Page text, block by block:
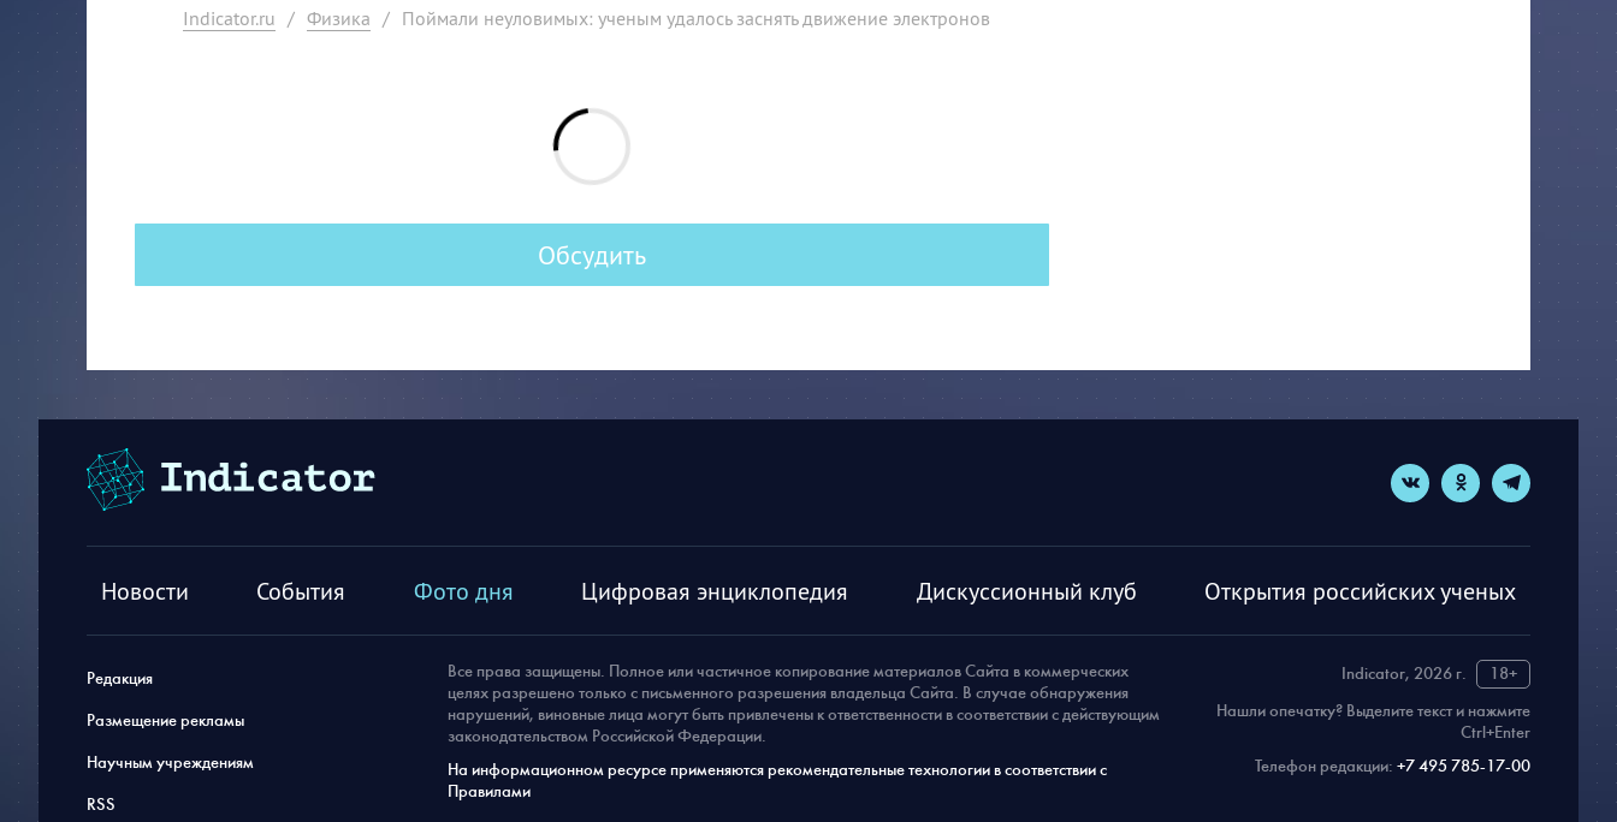
Indicator.ru / Физика / Поймали неуловимых: ученым удалось заснять движение электронов
Обсудить
Новости События Фото дня Цифровая энциклопедия Дискуссионный клуб Открытия российских ученых
Редакция
Размещение рекламы
Научным учреждениям
RSS
Indicator, 2026 г.
18+
Нашли опечатку? Выделите текст и нажмите
Ctrl+Enter
Телефон редакции: +7 495 785-17-00
Все права защищены. Полное или частичное копирование материалов Сайта в коммерческих
целях разрешено только с письменного разрешения владельца Сайта. В случае обнаружения
нарушений, виновные лица могут быть привлечены к ответственности в соответствии с действующим
законодательством Российской Федерации.
На информационном ресурсе применяются рекомендательные технологии в соответствии с
Правилами